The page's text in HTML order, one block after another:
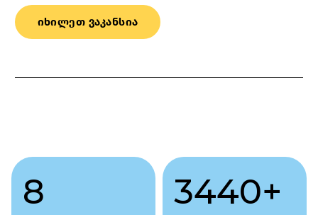
იხილეთ ვაკანსია
8 3440+